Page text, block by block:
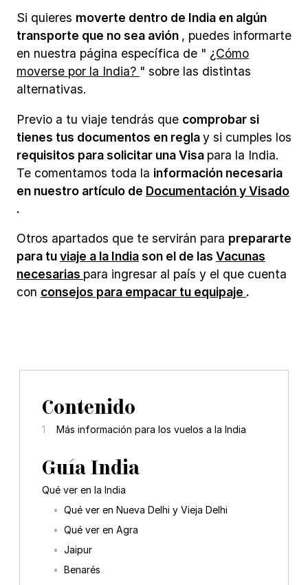
Si quieres moverte dentro de India en algún
transporte que no sea avión , puedes informarte
en nuestra página específica de " ¿Cómo
moverse por la India? " sobre las distintas
alternativas.
Previo a tu viaje tendrás que comprobar si
tienes tus documentos en reglay si cumples los
requisitos para solicitar una Visa para la India.
Te comentamos toda la información necesaria
en nuestro artículo de Documentación y Visado
.
Otros apartados que te servirán para prepararte
para tuviaje a la Indiason el de las Vacunas
necesarias para ingresar al país y el que cuenta
con consejos para empacar tu equipaje .
Contenido
Más información para los vuelos a la India
Guía India
Qué ver en la India
Qué ver en Nueva Delhi y Vieja Delhi
Qué ver en Agra
Jaipur
Benarés